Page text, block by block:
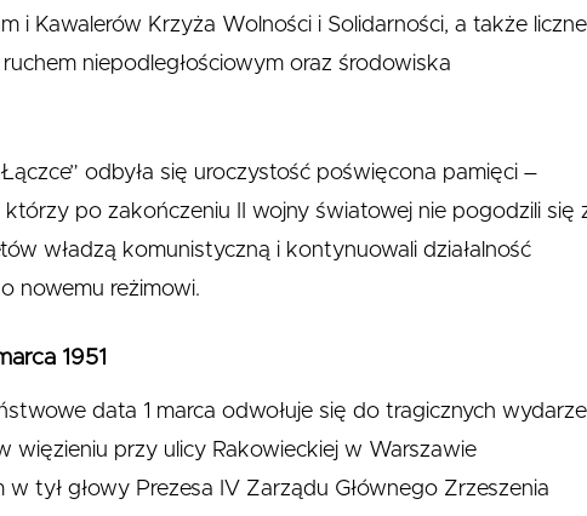
i Kawalerów Krzyża Wolności i Solidarności, a także liczne
niepodległościowym oraz środowiska
odbyła się uroczystość poświęcona pamięci–
którzy po zakończeniu II wojny światowej nie pogodzili się
władzą komunistyczną i kontynuowali działalność
nowemu reżimowi.
1951
data 1 marca odwołuje się do tragicznych
więzieniu przy ulicy Rakowieckiej w Warszawie
w tył głowy Prezesa IV Zarządu Głównego Zrzeszenia